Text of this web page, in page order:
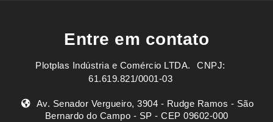
Entre em contato
Plotplas Indústria e Comércio LTDA. ㅤㅤㅤ CNPJ:
61.619.821/0001-03
Av. Senador Vergueiro, 3904 - Rudge Ramos - São
Bernardo do Campo - SP - CEP 09602-000